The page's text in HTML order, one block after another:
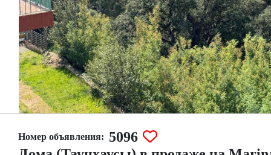
Номер объявления: 5096